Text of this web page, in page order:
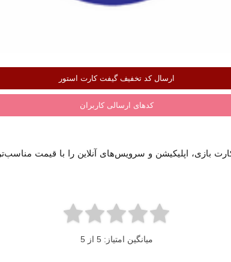
ارسال کد تخفیف گیفت کارت استور
کدهای ارسالی کاربران
بازی، اپلیکیشن و سرویس‌های آنلاین را با قیمت
میانگین امتیاز: 5 از 5